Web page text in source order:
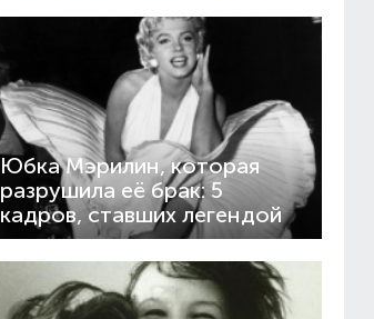
Юбка Мэрилин, которая
разрушила её брак: 5
кадров, ставших легендой